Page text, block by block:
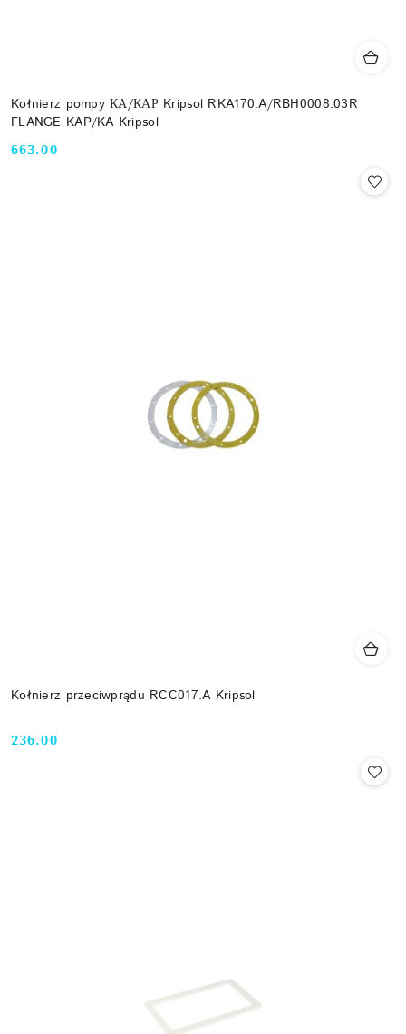
Kołnierz pompy КА/КАР Kripsol RKA170.A/RBH0008.03R
FLANGE KAP/KA Kripsol
Cena:
663.00
Kołnierz przeciwprądu RCC017.A Kripsol
Cena:
236.00